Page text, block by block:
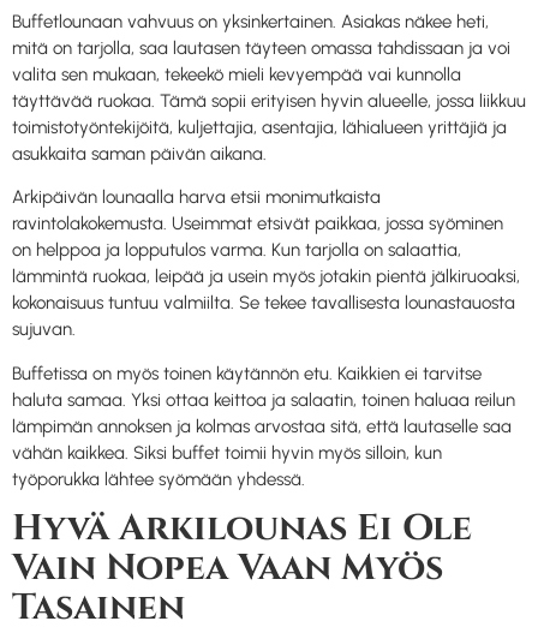
Buffetlounaan vahvuus on yksinkertainen. Asiakas näkee heti,
mitä on tarjolla, saa lautasen täyteen omassa tahdissaan ja voi
valita sen mukaan, tekeekö mieli kevyempää vai kunnolla
täyttävää ruokaa. Tämä sopii erityisen hyvin alueelle, jossa liikkuu
toimistotyöntekijöitä, kuljettajia, asentajia, lähialueen yrittäjiä ja
asukkaita saman päivän aikana.
Arkipäivän lounaalla harva etsii monimutkaista
ravintolakokemusta. Useimmat etsivät paikkaa, jossa syöminen
on helppoa ja lopputulos varma. Kun tarjolla on salaattia,
lämmintä ruokaa, leipää ja usein myös jotakin pientä jälkiruoaksi,
kokonaisuus tuntuu valmiilta. Se tekee tavallisesta lounastauosta
sujuvan.
Buffetissa on myös toinen käytännön etu. Kaikkien ei tarvitse
haluta samaa. Yksi ottaa keittoa ja salaatin, toinen haluaa reilun
lämpimän annoksen ja kolmas arvostaa sitä, että lautaselle saa
vähän kaikkea. Siksi buffet toimii hyvin myös silloin, kun
työporukka lähtee syömään yhdessä.
Hyvä Arkilounas Ei Ole
Vain Nopea Vaan Myös
Tasainen